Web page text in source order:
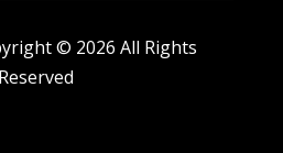
© 2026 All Rights
Reserved